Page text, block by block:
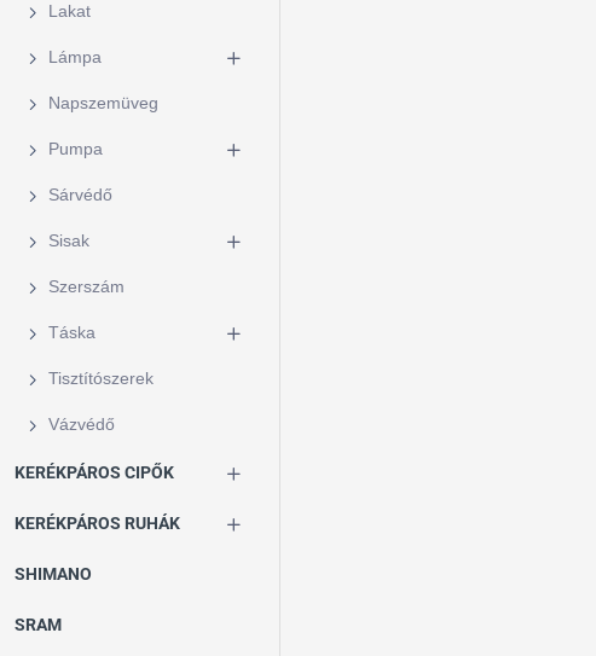
Lakat
Lámpa
Napszemüveg
Pumpa
Sárvédő
Sisak
Szerszám
Táska
Tisztítószerek
Vázvédő
KERÉKPÁROS CIPŐK
KERÉKPÁROS RUHÁK
SHIMANO
SRAM